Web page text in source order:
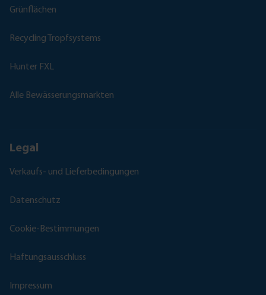
Grünflächen
Recycling Tropfsystems
Hunter FXL
Alle Bewässerungsmarkten
Legal
Verkaufs- und Lieferbedingungen
Datenschutz
Cookie-Bestimmungen
Haftungsausschluss
Impressum